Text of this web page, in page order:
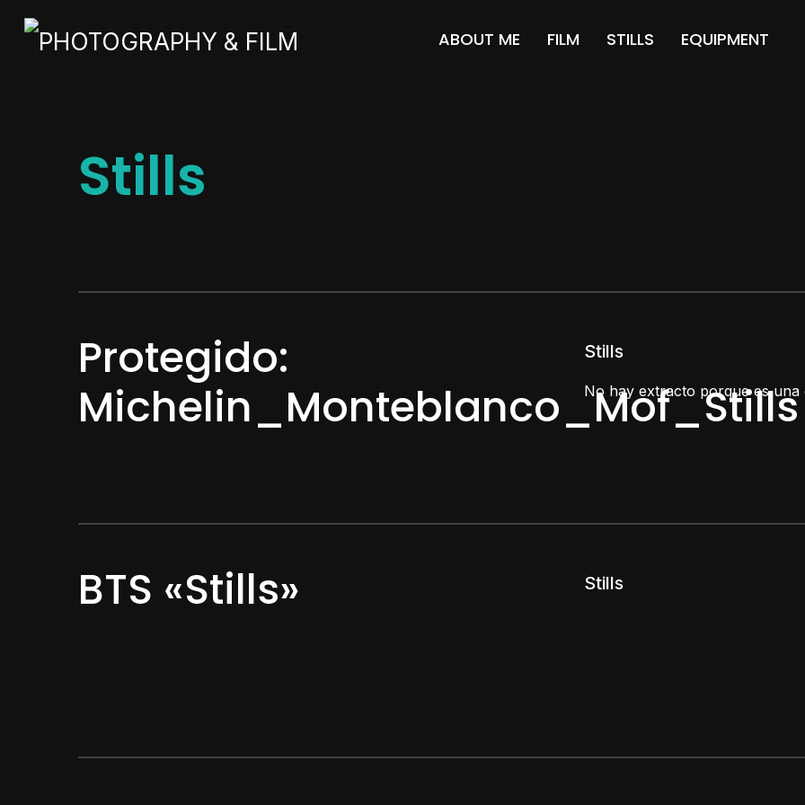
ABOUT ME FILM STILLS EQUIPMENT
Stills
Protegido:
Michelin_Monteblanco_Mof_Stills
Stills
No hay extracto porque es una
BTS «Stills» Stills